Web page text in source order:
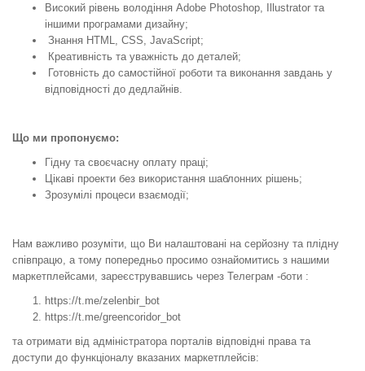
Високий рівень володіння Adobe Photoshop, Illustrator та
іншими програмами дизайну;
Знання HTML, CSS, JavaScript;
Креативність та уважність до деталей;
Готовність до самостійної роботи та виконання завдань у
відповідності до дедлайнів.
Що ми пропонуємо:
Гідну та своєчасну оплату праці;
Цікаві проекти без використання шаблонних рішень;
Зрозумілі процеси взаємодії;
Нам важливо розуміти, що Ви налаштовані на серйозну та плідну
співпрацю, а тому попередньо просимо ознайомитись з нашими
маркетплейсами, зареєструвавшись через Телеграм -боти :
https://t.me/zelenbir_bot
https://t.me/greencoridor_bot
та отримати від адміністратора порталів відповідні права та
доступи до функціоналу вказаних маркетплейсів: